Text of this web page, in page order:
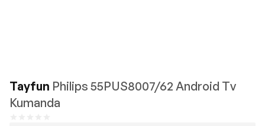
Tayfun Philips 55PUS8007/62 Android Tv
Kumanda